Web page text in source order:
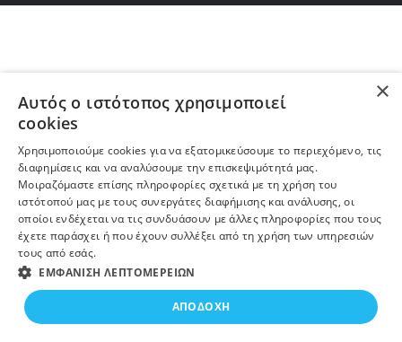
×
Αυτός ο ιστότοπος χρησιμοποιεί
cookies
Χρησιμοποιούμε cookies για να εξατομικεύσουμε το περιεχόμενο, τις
διαφημίσεις και να αναλύσουμε την επισκεψιμότητά μας.
Μοιραζόμαστε επίσης πληροφορίες σχετικά με τη χρήση του
ιστότοπού μας με τους συνεργάτες διαφήμισης και ανάλυσης, οι
οποίοι ενδέχεται να τις συνδυάσουν με άλλες πληροφορίες που τους
έχετε παράσχει ή που έχουν συλλέξει από τη χρήση των υπηρεσιών
τους από εσάς.
ΕΜΦΆΝΙΣΗ ΛΕΠΤΟΜΕΡΕΙΏΝ
ΑΠΟΔΟΧΉ